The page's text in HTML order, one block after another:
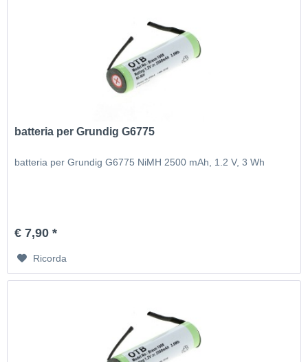
batteria per Grundig G6775
batteria per Grundig G6775 NiMH 2500 mAh, 1.2 V, 3 Wh
€ 7,90 *
Ricorda